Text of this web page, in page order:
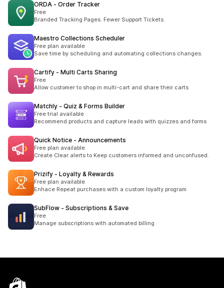
ORDA ‑ Order Tracker
Free
Branded Tracking Pages. Fewer Support Tickets.
Maestro Collections Scheduler
Free plan available
Save time by scheduling and automating collections changes.
Cartify ‑ Multi Carts Sharing
Free
Allow customer to shop in multi-cart and share their carts
Matchly ‑ Quiz & Forms Builder
Free trial available
Recommend products and capture leads with quizzes and forms
Quick Notice ‑ Announcements
Free plan available
Create Clear alerts to Keep customers informed and unconfused.
Prizify ‑ Loyalty & Rewards
Free plan available
Enhace Repeat purchases with a custom loyalty program
SubFlow ‑ Subscriptions & Save
Free
Manage subscriptions with automated billing